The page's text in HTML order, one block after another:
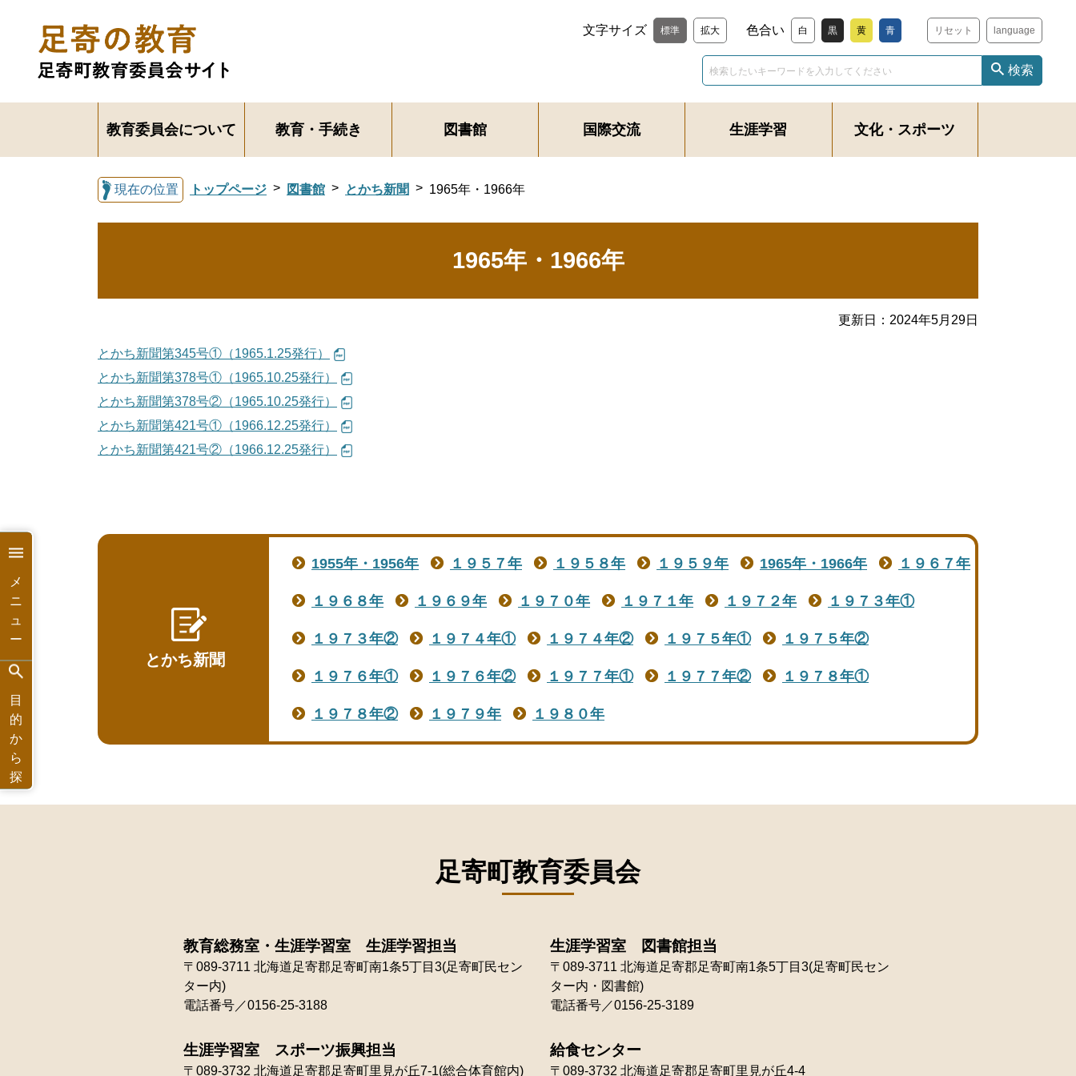
文字サイズ 標準 拡大 色合い 白 黒 黄 青 リセット language
検索
教育委員会について 教育・手続き 図書館 国際交流 生涯学習 文化・スポーツ
現在の位置 トップページ 図書館 とかち新聞 1965年・1966年
1965年・1966年
更新日： 2024年5月29日
とかち新聞第345号①（1965.1.25発行）
とかち新聞第378号①（1965.10.25発行）
とかち新聞第378号②（1965.10.25発行）
とかち新聞第421号①（1966.12.25発行）
とかち新聞第421号②（1966.12.25発行）
とかち新聞
1955年・1956年 １９５７年 １９５８年 １９５９年 1965年・1966年 １９６７年
１９６８年 １９６９年 １９７０年 １９７１年 １９７２年 １９７３年①
１９７３年② １９７４年① １９７４年② １９７５年① １９７５年②
１９７６年① １９７６年② １９７７年① １９７７年② １９７８年①
１９７８年② １９７９年 １９８０年
足寄町教育委員会
教育総務室・生涯学習室 生涯学習担当
〒089-3711 北海道足寄郡足寄町南1条5丁目3(足寄町民セン
ター内)
電話番号／0156-25-3188
生涯学習室 図書館担当
〒089-3711 北海道足寄郡足寄町南1条5丁目3(足寄町民セン
ター内・図書館)
電話番号／0156-25-3189
生涯学習室 スポーツ振興担当
〒089-3732 北海道足寄郡足寄町里見が丘7-1(総合体育館内)
給食センター
〒089-3732 北海道足寄郡足寄町里見が丘4-4
メ
ニ
ュ
ー
目
的
か
ら
探